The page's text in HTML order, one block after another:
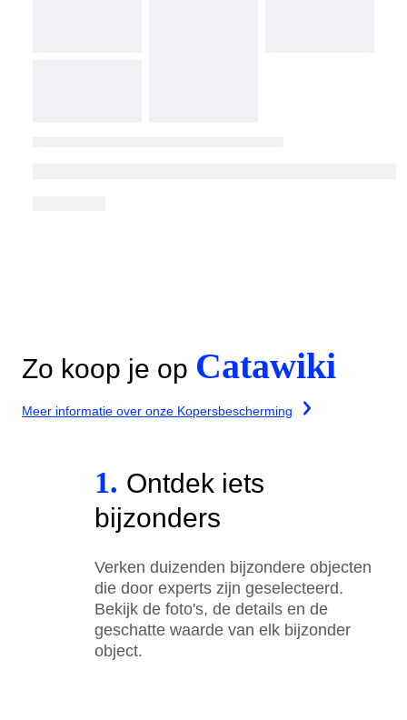
Zo koop je op Catawiki
Meer informatie over onze Kopersbescherming
1. Ontdek iets
bijzonders
Verken duizenden bijzondere objecten
die door experts zijn geselecteerd.
Bekijk de foto's, de details en de
geschatte waarde van elk bijzonder
object.